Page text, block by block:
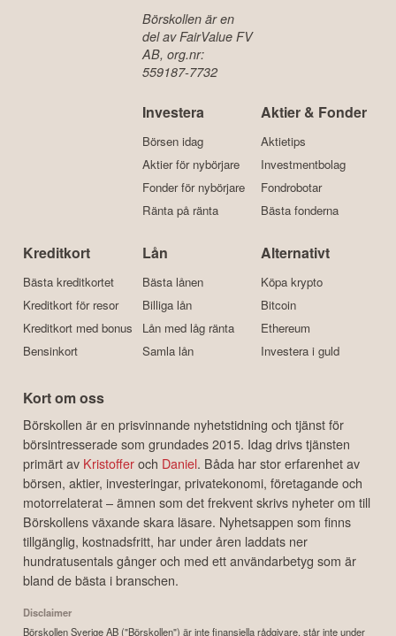
Börskollen är en
del av FairValue FV
AB, org.nr:
559187-7732
Investera
Börsen idag
Aktier för nybörjare
Fonder för nybörjare
Ränta på ränta
Aktier & Fonder
Aktietips
Investmentbolag
Fondrobotar
Bästa fonderna
Kreditkort
Bästa kreditkortet
Kreditkort för resor
Kreditkort med bonus
Bensinkort
Lån
Bästa lånen
Billiga lån
Lån med låg ränta
Samla lån
Alternativt
Köpa krypto
Bitcoin
Ethereum
Investera i guld
Kort om oss
Börskollen är en prisvinnande nyhetstidning och tjänst för
börsintresserade som grundades 2015. Idag drivs tjänsten
primärt av Kristofferoch Daniel. Båda har stor erfarenhet av
börsen, aktier, investeringar, privatekonomi, företagande och
motorrelaterat – ämnen som det frekvent skrivs nyheter om till
Börskollens växande skara läsare. Nyhetsappen som finns
tillgänglig, kostnadsfritt, har under åren laddats ner
hundratusentals gånger och med ett användarbetyg som är
bland de bästa i branschen.
Disclaimer
Börskollen Sverige AB ("Börskollen") är inte finansiella rådgivare, står inte under